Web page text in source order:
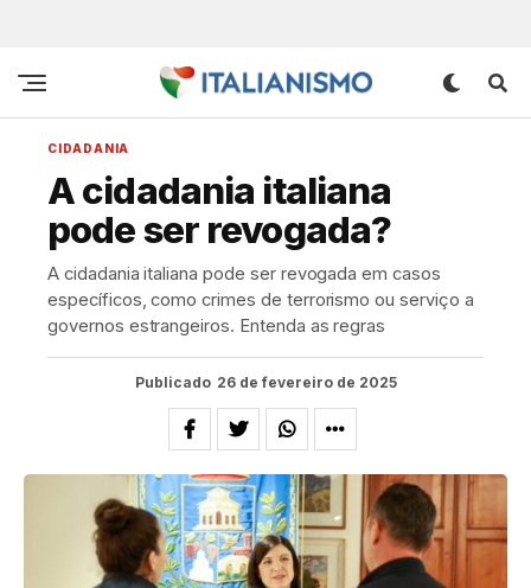
CIDADANIA
A cidadania italiana
pode ser revogada?
A cidadania italiana pode ser revogada em casos
específicos, como crimes de terrorismo ou serviço a
governos estrangeiros. Entenda as regras
Publicado 26 de fevereiro de 2025